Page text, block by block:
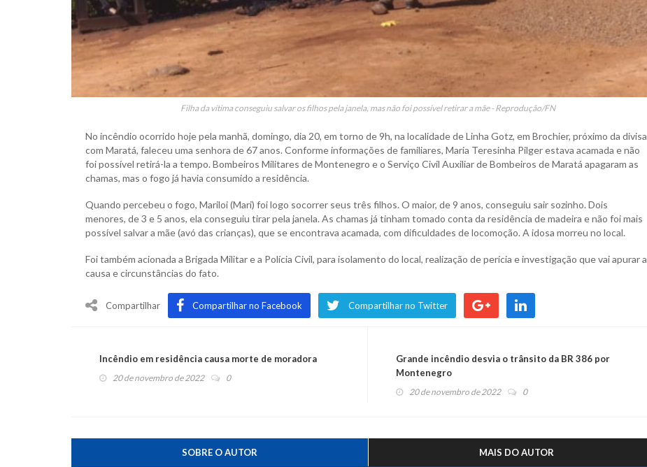
Filha da vítima conseguiu salvar os filhos pela janela, mas não foi possível retirar a mãe - Reprodução/FN
No incêndio ocorrido hoje pela manhã, domingo, dia 20, em torno de 9h, na localidade de Linha Gotz, em Brochier, próximo da divisa
com Maratá, faleceu uma senhora de 67 anos. Conforme informações de familiares, Maria Teresinha Pilger estava acamada e não
foi possível retirá-la a tempo. Bombeiros Militares de Montenegro e o Serviço Civil Auxiliar de Bombeiros de Maratá apagaram as
chamas, mas o fogo já havia consumido a residência.
Quando percebeu o fogo, Mariloi (Mari) foi logo socorrer seus três filhos. O maior, de 9 anos, conseguiu sair sozinho. Dois
menores, de 3 e 5 anos, ela conseguiu tirar pela janela. As chamas já tinham tomado conta da residência de madeira e não foi mais
possível salvar a mãe (avó das crianças), que se encontrava acamada, com dificuldades de locomoção. A idosa morreu no local.
Foi também acionada a Brigada Militar e a Polícia Civil, para isolamento do local, realização de perícia e investigação que vai apurar a
causa e circunstâncias do fato.
Compartilhar Compartilhar no Facebook Compartilhar no Twitter
Incêndio em residência causa morte de moradora
20 de novembro de 2022 0
Grande incêndio desvia o trânsito da BR 386 por
Montenegro
20 de novembro de 2022 0
SOBRE O AUTOR MAIS DO AUTOR